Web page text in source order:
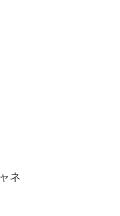
ネ